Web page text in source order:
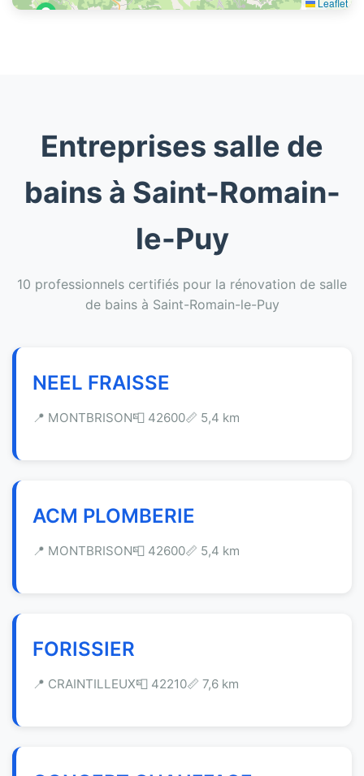
Leaflet
Entreprises salle de
bains à Saint-Romain-
le-Puy
10 professionnels certifiés pour la rénovation de salle
de bains à Saint-Romain-le-Puy
NEEL FRAISSE
📍 MONTBRISON📮 42600📏 5,4 km
ACM PLOMBERIE
📍 MONTBRISON📮 42600📏 5,4 km
FORISSIER
📍 CRAINTILLEUX📮 42210📏 7,6 km